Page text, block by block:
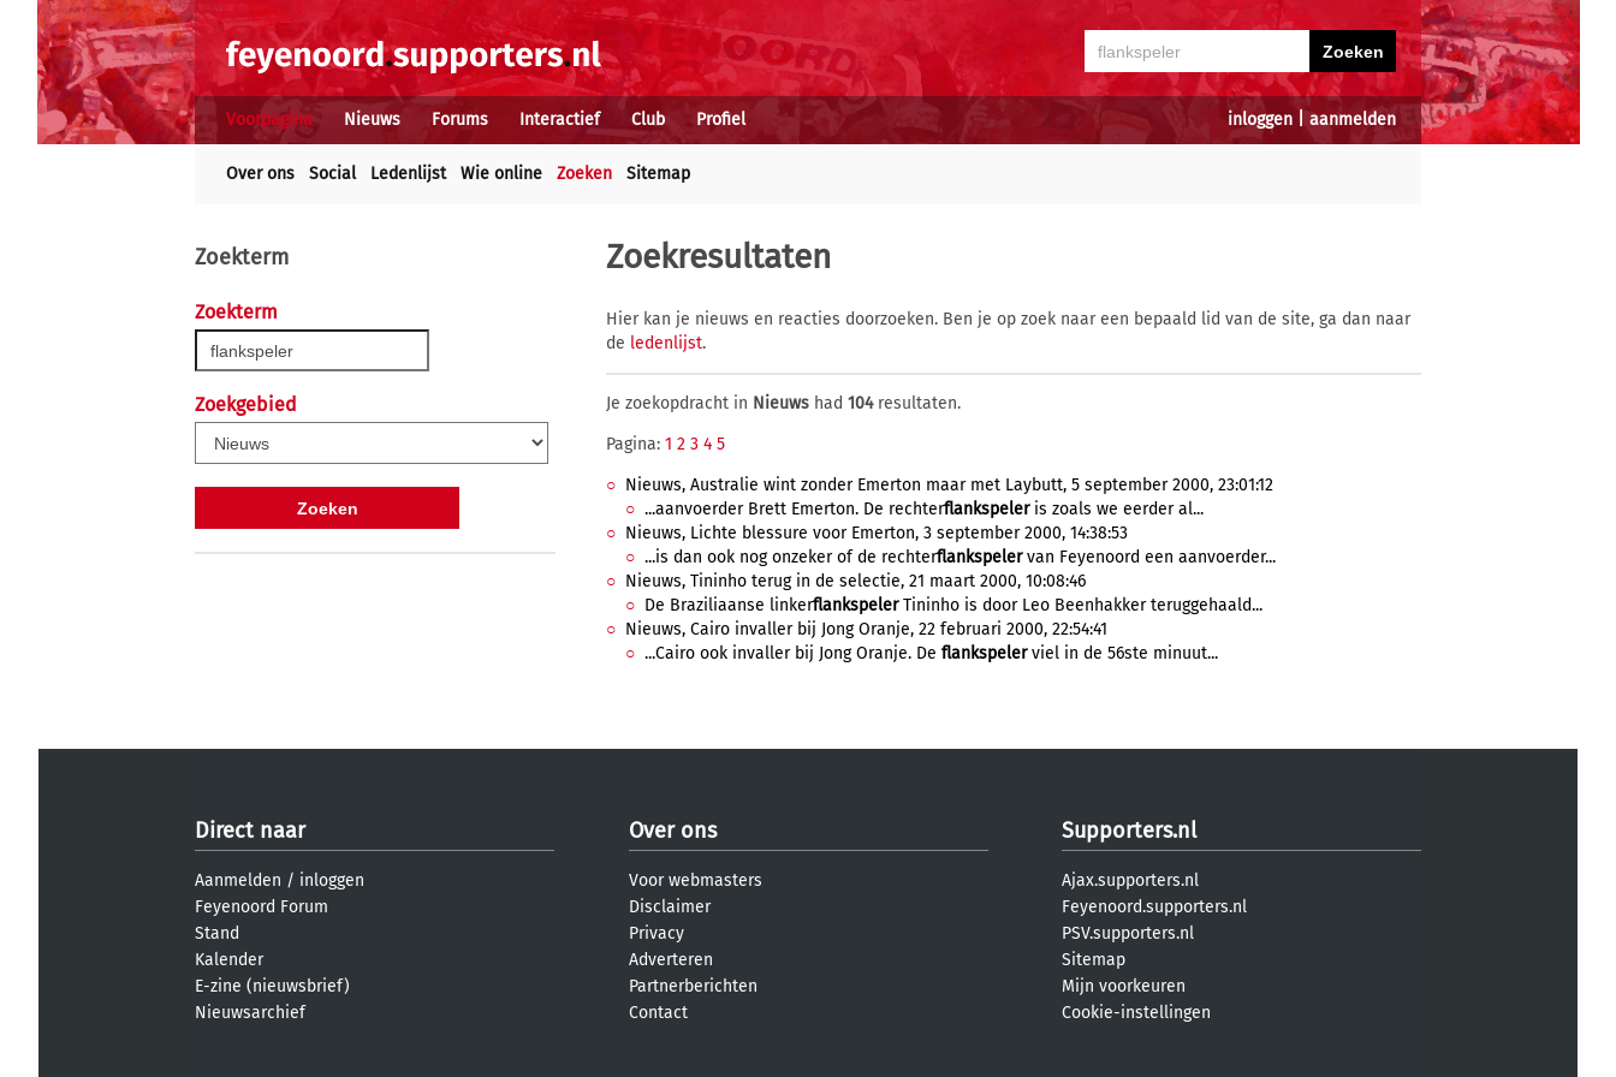
inloggen aanmelden
Voorpagina Nieuws Forums Interactief Club Profiel
Over ons Social Ledenlijst Wie online Zoeken Sitemap
Zoekterm
Zoekterm
Zoekgebied
Zoekresultaten
Hier kan je nieuws en reacties doorzoeken. Ben je op zoek naar een bepaald lid van de site, ga dan naar
de ledenlijst.
Je zoekopdracht in Nieuws had 104resultaten.
Pagina: 1 2 3 4 5
Nieuws, Australie wint zonder Emerton maar met Laybutt, 5 september 2000, 23:01:12
...aanvoerder Brett Emerton. De rechterflankspeleris zoals we eerder al...
Nieuws, Lichte blessure voor Emerton, 3 september 2000, 14:38:53
...is dan ook nog onzeker of de rechterflankspelervan Feyenoord een aanvoerder...
Nieuws, Tininho terug in de selectie, 21 maart 2000, 10:08:46
De Braziliaanse linkerflankspelerTininho is door Leo Beenhakker teruggehaald...
Nieuws, Cairo invaller bij Jong Oranje, 22 februari 2000, 22:54:41
...Cairo ook invaller bij Jong Oranje. De flankspelerviel in de 56ste minuut...
Direct naar
Aanmelden / inloggen
Feyenoord Forum
Stand
Kalender
E-zine (nieuwsbrief)
Nieuwsarchief
Over ons
Voor webmasters
Disclaimer
Privacy
Adverteren
Partnerberichten
Contact
Supporters.nl
Ajax.supporters.nl
Feyenoord.supporters.nl
PSV.supporters.nl
Sitemap
Mijn voorkeuren
Cookie-instellingen